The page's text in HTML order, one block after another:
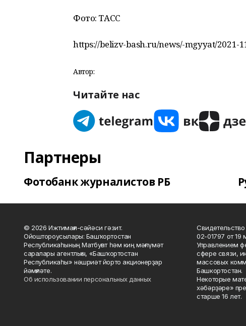
Фото: ТАСС
https://belizv-bash.ru/news/-mgyyat/
Автор:
Читайте нас
Партнеры
Фотобанк журналистов РБ
© 2026 Ижтимағи-сәйәси гәзит.
Ойоштороусылары: Башҡортостан
Республикаһының Матбуғат һәм киң мәғлүмәт
саралары агентлығы, «Башҡортостан
Республикаһы» нәшриәт йорто акционерҙар
йәмғиәте.
Об использовании персональных данных
02-01797 от
Управлением
сфере связи,
массовых
Башкортостан.
Некоторые
хәбәрҙәре»
старше 16 лет.